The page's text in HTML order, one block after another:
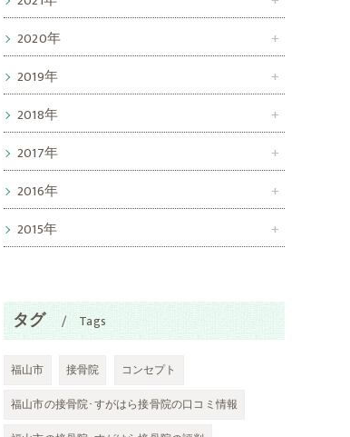
2020年
2019年
2018年
2017年
2016年
2015年
タグ Tags
福山市 接骨院
コンセプト
福山市の接骨院･すがはら接骨院の口コミ情報